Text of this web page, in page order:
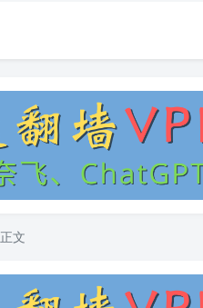
正文